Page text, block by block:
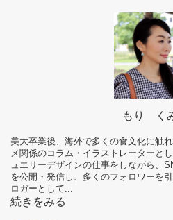
もり く
美大卒業後、海外で多くの食文化に触
メ関係のコラム・イラストレーターと
ュエリーデザインの仕事をしながら、
を公開・発信し、多くのフォロワーを
ロガーとして...
続きをみる